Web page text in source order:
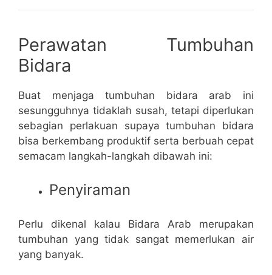
Perawatan Tumbuhan
Bidara
Buat menjaga tumbuhan bidara arab ini
sesungguhnya tidaklah susah, tetapi diperlukan
sebagian perlakuan supaya tumbuhan bidara
bisa berkembang produktif serta berbuah cepat
semacam langkah-langkah dibawah ini:
Penyiraman
Perlu dikenal kalau Bidara Arab merupakan
tumbuhan yang tidak sangat memerlukan air
yang banyak.